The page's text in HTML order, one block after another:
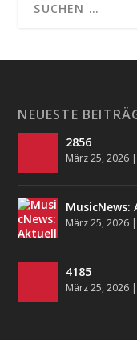
NEUESTE
2856
März 25, 2026
März 25, 2026
4185
März 25, 2026